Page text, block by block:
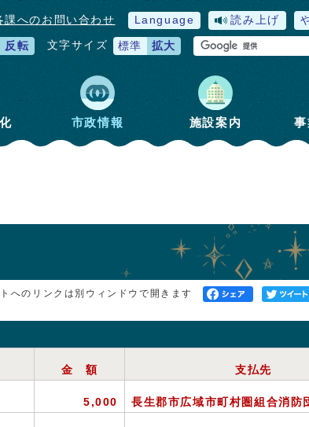
課へのお問い合わせ Language 読み上げ
反転 文字サイズ 標準 拡大
市政情報 施設案内
へのリンクは別ウィンドウで開きます
金 額 支払先
5,000 長生郡市広域市町村圏組合消防